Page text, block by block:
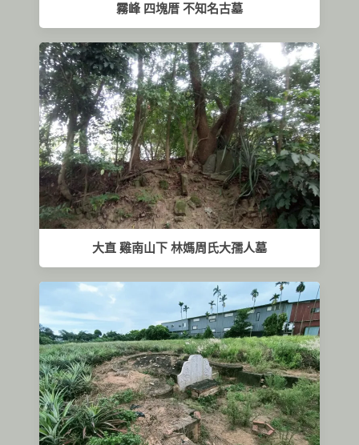
霧峰 四塊厝 不知名古墓
大直 雞南山下 林媽周氏大孺人墓